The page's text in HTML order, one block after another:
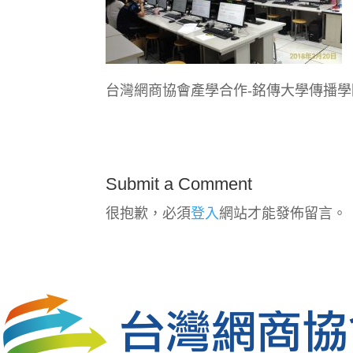
台灣網商協會產學合作-銘傳大學傳播
Submit a Comment
很抱歉，必須登入 網站才能發佈留言。